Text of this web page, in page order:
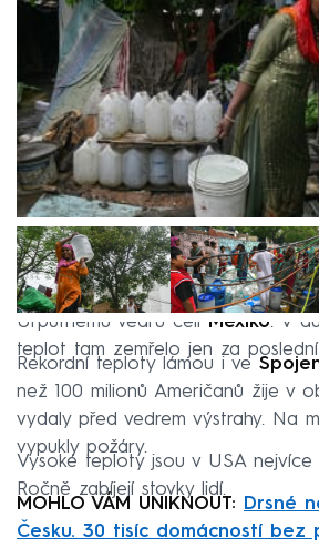
Urputnému vedru čelí Mexiko. V
teplot tam zemřelo jen za
Rekordní teploty lámou i ve
než 100 milionů Američanů žije v
vydaly před vedrem výstrahy. Na
vypukly požáry.
Vysoké teploty jsou v USA nejvíce
Ročně zabíjejí stovky lidí.
MOHLO VÁM UNIKNOUT:
Drsné
Česku. 30 tisíc domácností bez